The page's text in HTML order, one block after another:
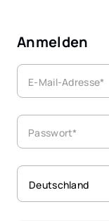
Anmelden
E-Mail-Adresse*
Passwort*
Deutschland